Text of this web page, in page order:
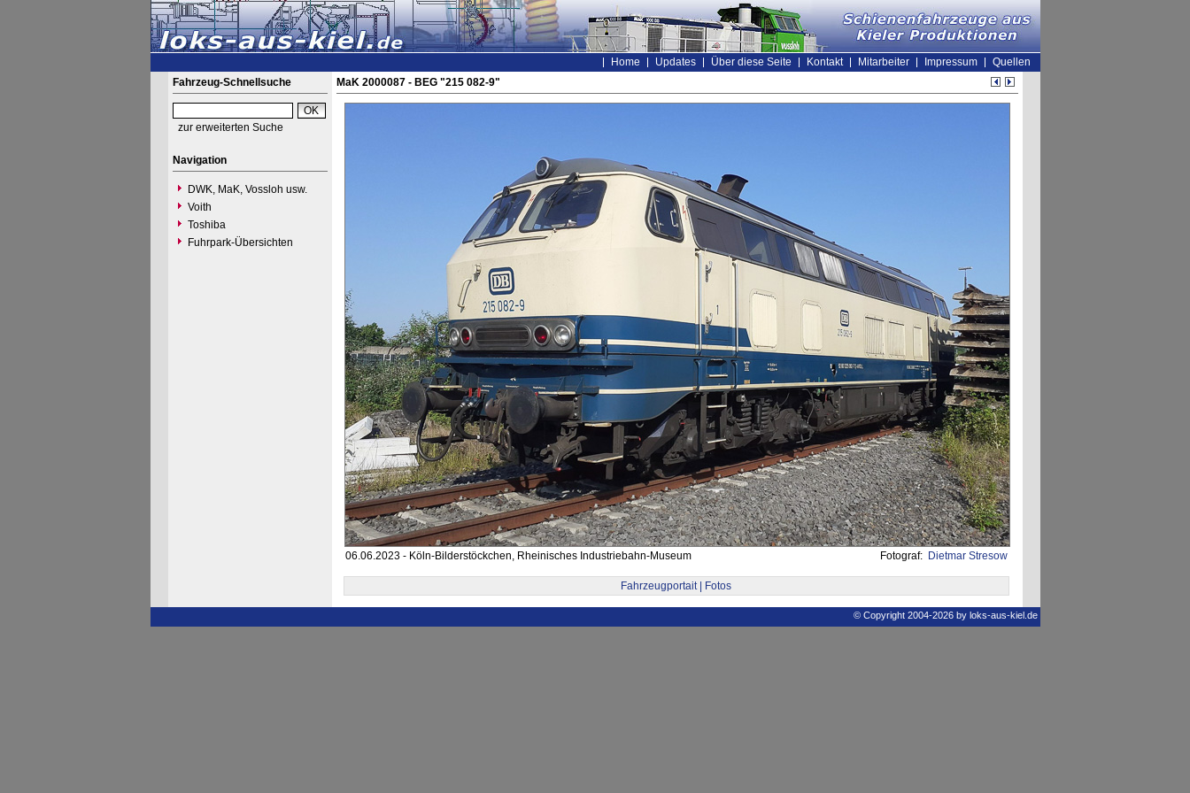
Home Updates Über diese Seite Kontakt Mitarbeiter Impressum
Quellen
Fahrzeug-Schnellsuche
zur erweiterten Suche
Navigation
DWK, MaK, Vossloh usw.
Voith
Toshiba
Fuhrpark-Übersichten
MaK 2000087 - BEG "215 082-9"
06.06.2023 - Köln-Bilderstöckchen, Rheinisches Industriebahn-Museum Fotograf: Dietmar Stresow
Fahrzeugportait | Fotos
© Copyright 2004-2026 by loks-aus-kiel.de